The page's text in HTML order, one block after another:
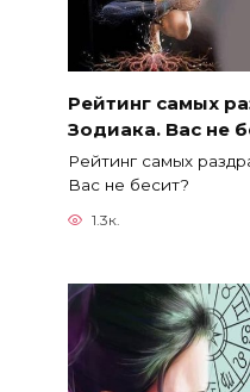
Рейтинг самых
Зодиака. Вас не
Рейтинг самых
Вас не бесит?
1.3к.